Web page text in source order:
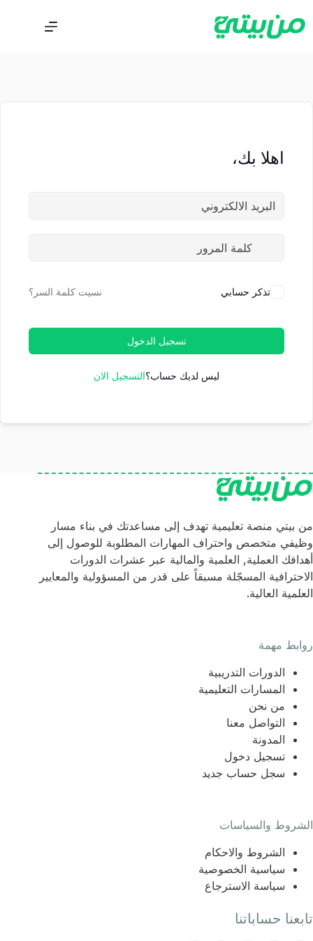
اهلا بك،
تذكر حسابي نسيت كلمة السر؟
تسجيل الدخول
ليس لديك حساب؟التسجيل الان
من بيتي منصة تعليمية تهدف إلى مساعدتك في بناء مسار
وظيفي متخصص واحتراف المهارات المطلوبة للوصول إلى
أهدافك العملية, العلمية والمالية عبر عشرات الدورات
الاحترافية المسجّلة مسبقاً على قدر من المسؤولية والمعايير
العلمية العالية.
روابط مهمة
الدورات التدريبية
المسارات التعليمية
من نحن
التواصل معنا
المدونة
تسجيل دخول
سجل حساب جديد
الشروط والسياسات
الشروط والاحكام
سياسية الخصوصية
سياسة الاسترجاع
تابعنا حساباتنا